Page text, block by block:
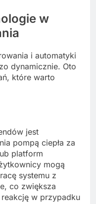
w
i automatyki
dynamicznie. Oto
które warto
jest
pompą ciepła za
platform
mogą
systemu z
co zwiększa
w przypadku